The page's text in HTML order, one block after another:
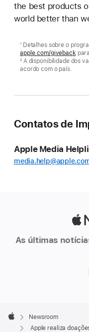
the best products
world better than
1Detalhes sobre o
apple.com/giveback
2A disponibilidade dos
acordo com o país.
Contatos de
Apple Media
As últimas
Footer

Apple
Newsroom
Apple realiza doações vinculadas